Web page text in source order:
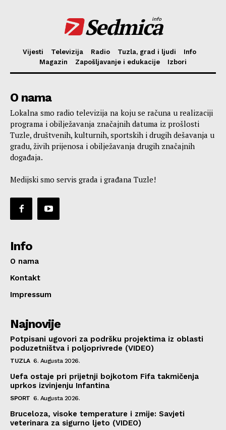
Sedmica
info
Vijesti Televizija Radio Tuzla, grad i ljudi
Info
Magazin
Zapošljavanje i edukacije Izbori
O nama
Lokalna smo radio televizija na koju se računa u realizaciji
programa i obilježavanja značajnih datuma iz prošlosti
Tuzle, društvenih, kulturnih, sportskih i drugih dešavanja u
gradu, živih prijenosa i obilježavanja drugih značajnih
događaja.
Medijski smo servis grada i građana Tuzle!
Info
O nama
Kontakt
Impressum
Najnovije
Potpisani ugovori za podršku projektima iz oblasti
poduzetništva i poljoprivrede (VIDEO)
TUZLA 6. Augusta 2026.
Uefa ostaje pri prijetnji bojkotom Fifa takmičenja
uprkos izvinjenju Infantina
SPORT 6. Augusta 2026.
Bruceloza, visoke temperature i zmije: Savjeti
veterinara za sigurno ljeto (VIDEO)